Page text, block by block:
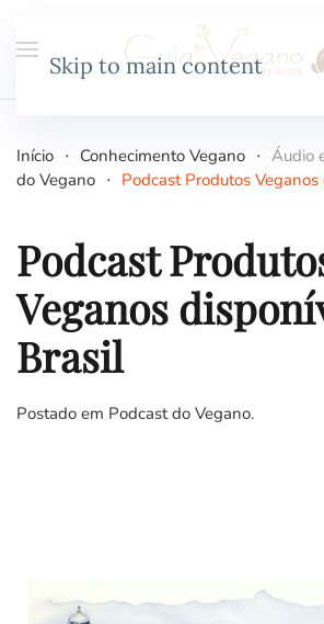
Skip to main content
Início Conhecimento Vegano Áudio
do Vegano
Podcast Produtos
Podcast
Veganos
Brasil
Postado em Podcast do Vegano.